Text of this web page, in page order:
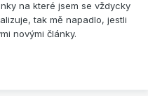
na které jsem se vždycky
tak mě napadlo, jestli
novými články.